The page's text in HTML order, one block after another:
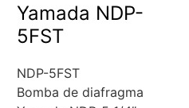
Yamada NDP-
5FST
NDP-5FST
Bomba de diafragma